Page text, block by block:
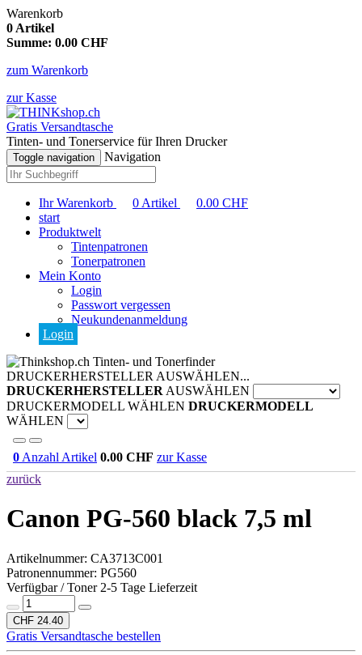
Warenkorb
0 Artikel
Summe: 0.00 CHF
zum Warenkorb
zur Kasse
Gratis Versandtasche
Tinten- und Tonerservice für Ihren Drucker
Toggle navigation Navigation
Ihr Warenkorb 0 Artikel 0.00 CHF
start
Produktwelt
Tintenpatronen
Tonerpatronen
Mein Konto
Login
Passwort vergessen
Neukundenanmeldung
Login
Tinten- und Tonerfinder
DRUCKERHERSTELLER AUSWÄHLEN...
DRUCKERHERSTELLER AUSWÄHLEN
DRUCKERMODELL WÄHLEN DRUCKERMODELL
WÄHLEN
0 Anzahl Artikel 0.00 CHF zur Kasse
zurück
Canon PG-560 black 7,5 ml
Artikelnummer: CA3713C001
Patronennummer: PG560
Verfügbar / Toner 2-5 Tage Lieferzeit
CHF 24.40
Gratis Versandtasche bestellen